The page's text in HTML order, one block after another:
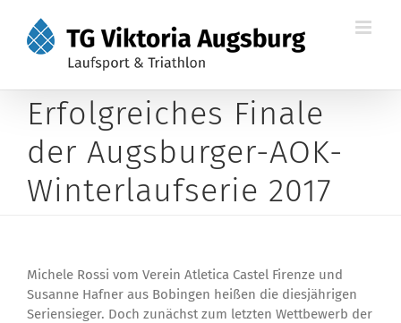
Inhalt
springen
Erfolgreiches Finale
der Augsburger-AOK-
Winterlaufserie 2017
Michele Rossi vom Verein Atletica Castel Firenze und
Susanne Hafner aus Bobingen heißen die diesjährigen
Seriensieger. Doch zunächst zum letzten Wettbewerb der